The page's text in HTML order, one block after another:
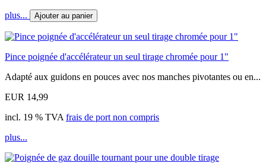
plus... Ajouter au panier
Pince poignée d'accélérateur un seul tirage chromée pour 1"
Adapté aux guidons en pouces avec nos manches pivotantes ou en...
EUR 14,99
incl. 19 % TVA frais de port non compris
plus...